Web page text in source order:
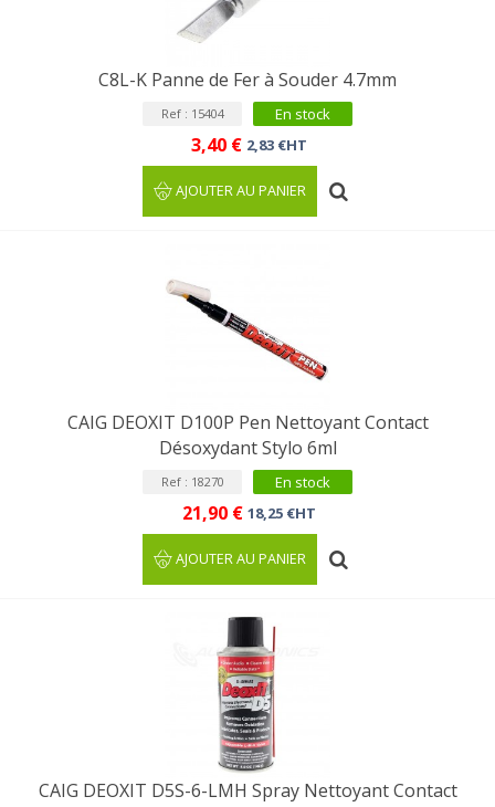
C8L-K Panne de Fer à Souder 4.7mm
Ref : 15404 En stock
3,40 € 2,83 €HT
AJOUTER AU PANIER
CAIG DEOXIT D100P Pen Nettoyant Contact
Désoxydant Stylo 6ml
Ref : 18270 En stock
21,90 € 18,25 €HT
AJOUTER AU PANIER
CAIG DEOXIT D5S-6-LMH Spray Nettoyant Contact